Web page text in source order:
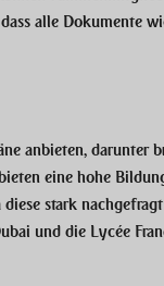
alle Dokumente
anbieten, darunter
eine hohe
stark
und die Lycée